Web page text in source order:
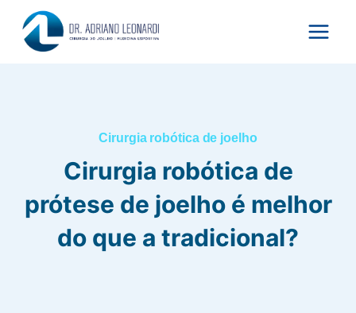
para
Cirurgia robótica de joelho
Cirurgia robótica de
prótese de joelho é melhor
do que a tradicional?